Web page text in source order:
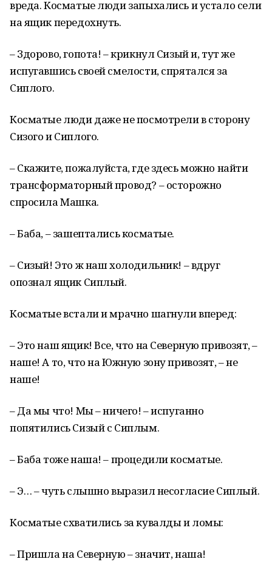
вреда. Косматые люди запыхались и устало сели
на ящик передохнуть.
– Здорово, гопота! – крикнул Сизый и, тут же
испугавшись своей смелости, спрятался за
Сиплого.
Косматые люди даже не посмотрели в сторону
Сизого и Сиплого.
– Скажите, пожалуйста, где здесь можно найти
трансформаторный провод? – осторожно
спросила Машка.
– Баба, – зашептались косматые.
– Сизый! Это ж наш холодильник! – вдруг
опознал ящик Сиплый.
Косматые встали и мрачно шагнули вперед:
– Это наш ящик! Все, что на Северную привозят, –
наше! А то, что на Южную зону привозят, – не
наше!
– Да мы что! Мы – ничего! – испуганно
попятились Сизый с Сиплым.
– Баба тоже наша! – процедили косматые.
– Э… – чуть слышно выразил несогласие Сиплый.
Косматые схватились за кувалды и ломы:
– Пришла на Северную – значит, наша!